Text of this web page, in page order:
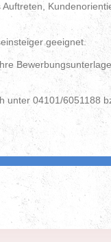
geeignet.
unter 04101/6051188